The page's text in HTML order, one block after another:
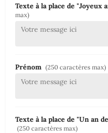
Texte à la place de "Joyeux
max)
Prénom (250 caractères max)
Texte à la place de "Un an
(250 caractères max)